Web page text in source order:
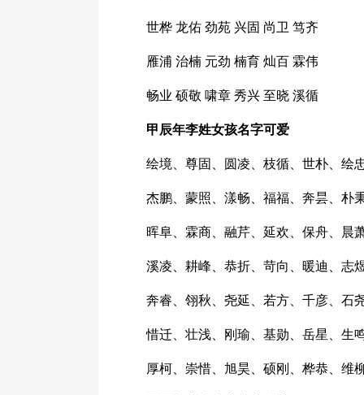
世桦 龙佑 劲苑 兴固 尚卫 笃齐
雁浦 治楠 元劲 楠育 灿百 霖伟
畅业 硕敬 啸章 秀兴 至晓 溪循
甲辰年李姓女孩名字可爱
绘境、尊固、圆凌、枝循、世朴、绘忠
杰鹏、蒙照、漾畅、福福、奔昙、朴秉
晖阜、霖商、融芹、延欢、保舟、晨萧
溪凌、耕峰、恭折、苛向、暖迪、志煜
奔睿、翎秋、尧延、若方、千彦、石尧
惜迁、壮浅、刚瑜、基勋、岳星、生鸣
厚柯、崇惜、旭昊、硕刚、桦恭、维柳